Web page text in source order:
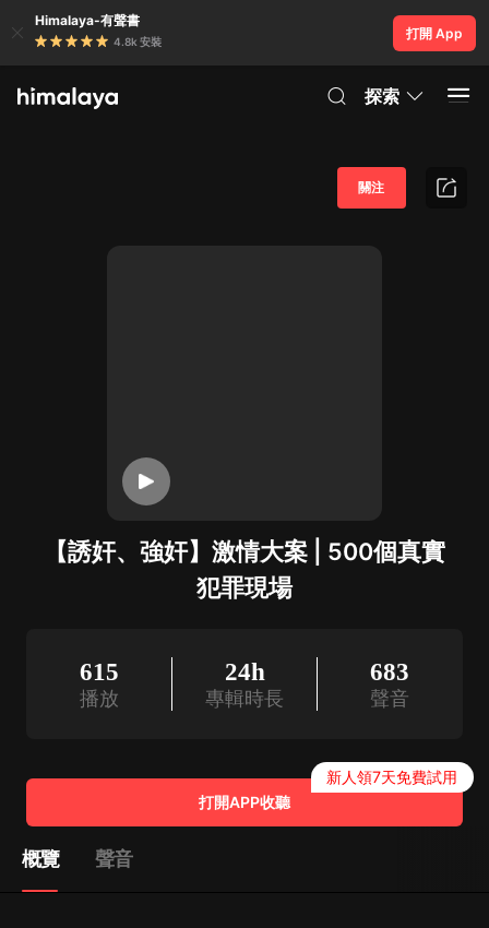
Himalaya-有聲書
4.8k 安裝
打開 App
探索
【誘奸、強奸】激情大案 | 500個真實
犯罪現場
關注
615
播放
24h
專輯時長
683
聲音
打開APP收聽
新人領7天免費試用
概覽 聲音